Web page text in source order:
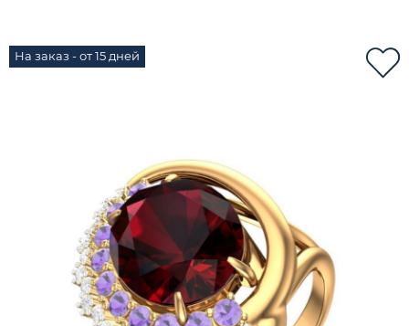
На заказ - от 15 дней